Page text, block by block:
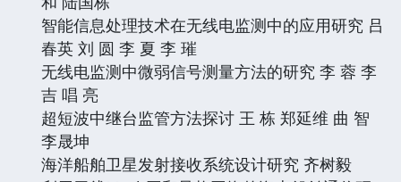
智能信息处理技术在无线电监测中的应用研究 吕
春英 刘 圆 李 夏 李 璀
无线电监测中微弱信号测量方法的研究 李 蓉 李
吉 唱 亮
超短波中继台监管方法探讨 王 栋 郑延维 曲 智
李晟坤
海洋船舶卫星发射接收系统设计研究 齐树毅